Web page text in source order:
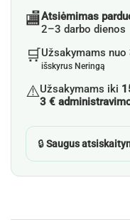
🏬Atsiėmimas
2–3 darbo dienos
🛒Užsakymams nuo
išskyrus Neringą
⚠️Užsakymams iki
3 €
🔒Saugus